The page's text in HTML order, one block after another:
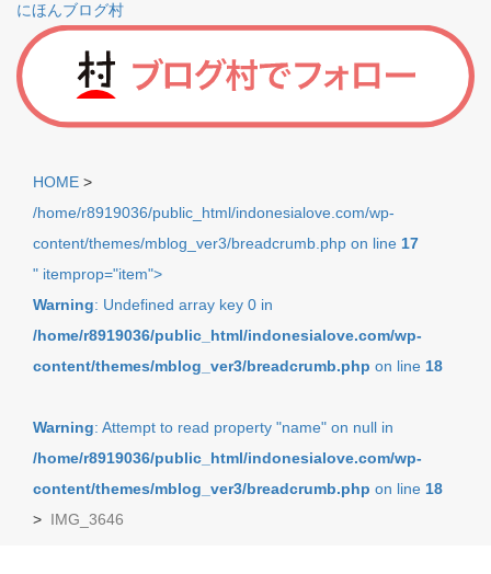
にほんブログ村
HOME >
/home/r8919036/public_html/indonesialove.com/wp-
content/themes/mblog_ver3/breadcrumb.php on line 17
" itemprop="item">
Warning: Undefined array key 0 in
/home/r8919036/public_html/indonesialove.com/wp-
content/themes/mblog_ver3/breadcrumb.php on line 18
Warning: Attempt to read property "name" on null in
/home/r8919036/public_html/indonesialove.com/wp-
content/themes/mblog_ver3/breadcrumb.php on line 18
> IMG_3646